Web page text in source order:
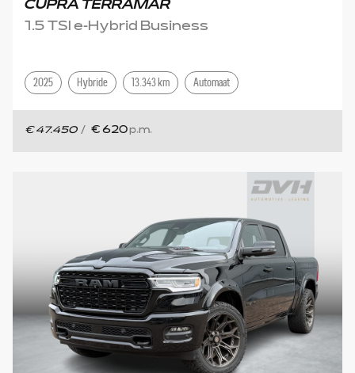
CUPRA TERRAMAR
1.5 TSI e-Hybrid Business
2025 Hybride 13.343 km Automaat
€ 47.450 / € 620 p.m.